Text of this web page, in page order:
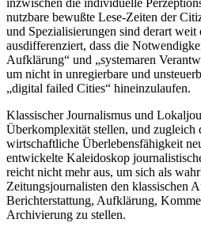
inzwischen die individuelle
nutzbare bewußte Lese-Zeiten der
und Spezialisierungen sind derart
ausdifferenziert, dass die
Aufklärung“ und „systemaren
um nicht in unregierbare und
„digital failed Cities“ hineinzulaufen.
Klassischer Journalismus und
Überkomplexität stellen, und zugleich
wirtschaftliche Überlebensfähigkeit
entwickelte Kaleidoskop
reicht nicht mehr aus, um sich als
Zeitungsjournalisten den klassischen
Berichterstattung, Aufklärung,
Archivierung zu stellen.